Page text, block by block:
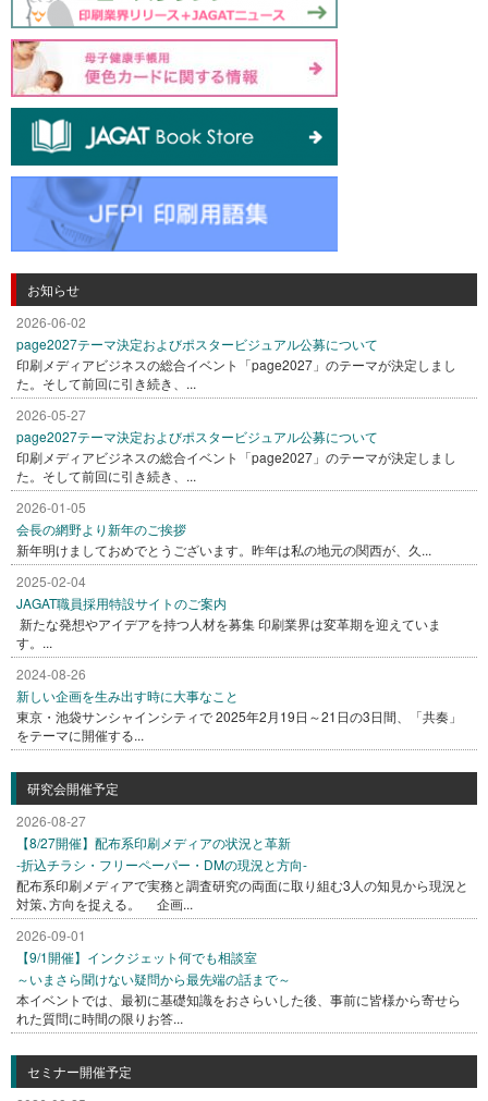
お知らせ
2026-06-02
page2027テーマ決定およびポスタービジュアル公募について
印刷メディアビジネスの総合イベント「page2027」のテーマが決定しまし
た。そして前回に引き続き、...
2026-05-27
page2027テーマ決定およびポスタービジュアル公募について
印刷メディアビジネスの総合イベント「page2027」のテーマが決定しまし
た。そして前回に引き続き、...
2026-01-05
会長の網野より新年のご挨拶
新年明けましておめでとうございます。昨年は私の地元の関西が、久...
2025-02-04
JAGAT職員採用特設サイトのご案内
新たな発想やアイデアを持つ人材を募集 印刷業界は変革期を迎えていま
す。...
2024-08-26
新しい企画を生み出す時に大事なこと
東京・池袋サンシャインシティで 2025年2月19日～21日の3日間、「共奏」
をテーマに開催する...
研究会開催予定
2026-08-27
【8/27開催】配布系印刷メディアの状況と革新
-折込チラシ・フリーペーパー・DMの現況と方向-
配布系印刷メディアで実務と調査研究の両面に取り組む3人の知見から現況と
対策､方向を捉える。 企画...
2026-09-01
【9/1開催】インクジェット何でも相談室
～いまさら聞けない疑問から最先端の話まで～
本イベントでは、最初に基礎知識をおさらいした後、事前に皆様から寄せら
れた質問に時間の限りお答...
セミナー開催予定